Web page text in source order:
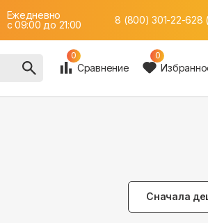
Ежедневно
c 09:00 до 21:00
8 (800) 301-22-628
0
Сравнение
0
Сначала